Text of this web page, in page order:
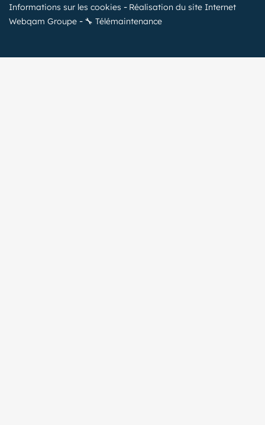
Informations sur les cookies
Réalisation du site Internet
Webqam Groupe
🔧 Télémaintenance